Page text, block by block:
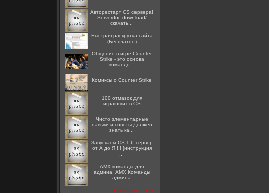
Авторестарт CS сервера!
Serverdoc download/
скачать...
Быстрая раскрутка сайта
(Бесплатно)
Общение в игре Counter
Strike - это основа
командн...
Комиксы о Counter Strike
100 отмазок для
играющих в CS
Чисто элементарные
навыки и советы должен
знать ка...
Запускаем CS 1.6 сервер
от А до Я !!! [инструкция
AMX команды для
админа, AMX Команды
админа
посмотреть все